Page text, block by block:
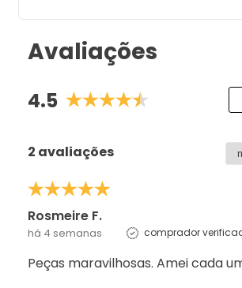
Avaliações
4.5
2 avaliações
Rosmeire F.
há 4 semanas comprador
Peças maravilhosas. Amei cada